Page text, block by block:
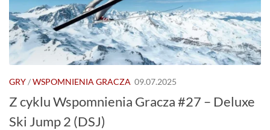
GRY/WSPOMNIENIA GRACZA 09.07.2025
Z cyklu Wspomnienia Gracza #27 – Deluxe
Ski Jump 2 (DSJ)